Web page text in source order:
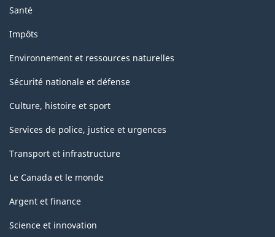
Santé
Impôts
Environnement et ressources naturelles
Sécurité nationale et défense
Culture, histoire et sport
Services de police, justice et urgences
Transport et infrastructure
Le Canada et le monde
Argent et finance
Science et innovation